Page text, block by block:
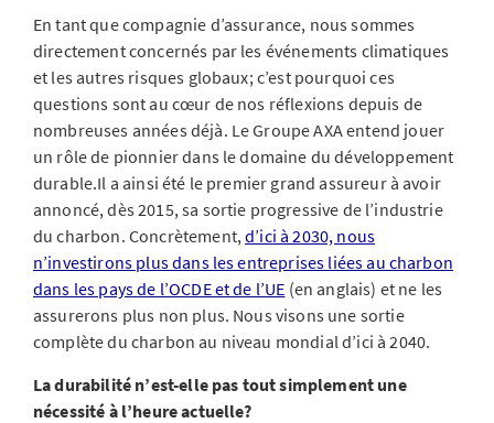
En tant que compagnie d’assurance, nous sommes
directement concernés par les événements climatiques
et les autres risques globaux; c’est pourquoi ces
questions sont au cœur de nos réflexions depuis de
nombreuses années déjà. Le Groupe AXA entend jouer
un rôle de pionnier dans le domaine du développement
durable.Il a ainsi été le premier grand assureur à avoir
annoncé, dès 2015, sa sortie progressive de l’industrie
du charbon. Concrètement,d’ici à 2030, nous
n’investirons plus dans les entreprises liées au charbon
dans les pays de l’OCDE et de l’UE (en anglais) et ne les
assurerons plus non plus. Nous visons une sortie
complète du charbon au niveau mondial d’ici à 2040.
La durabilité n’est-elle pas tout simplement une
nécessité à l’heure actuelle?